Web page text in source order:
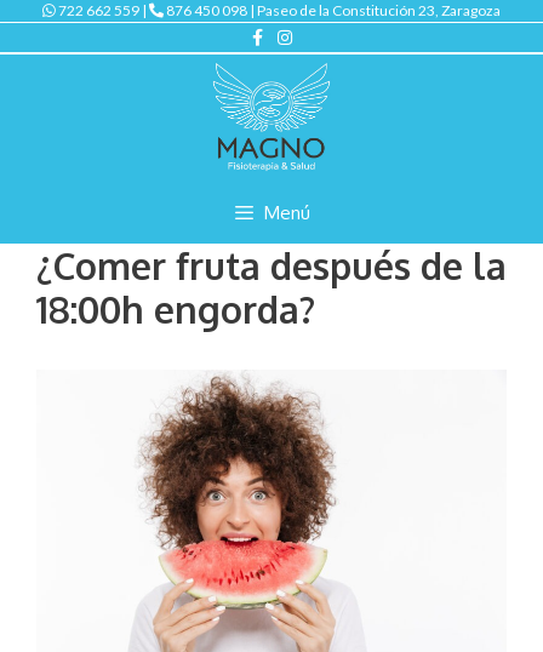
722 662 559 | 876 450 098 | Paseo de la Constitución 23, Zaragoza
Menú
¿Comer fruta después de la
18:00h engorda?